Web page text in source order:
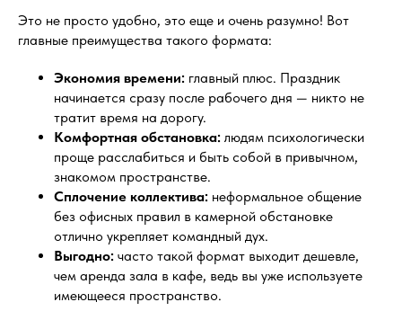
Это не просто удобно, это еще и очень разумно! Вот
главные преимущества такого формата:
Экономия времени: главный плюс. Праздник
начинается сразу после рабочего дня — никто не
тратит время на дорогу.
Комфортная обстановка: людям психологически
проще расслабиться и быть собой в привычном,
знакомом пространстве.
Сплочение коллектива: неформальное общение
без офисных правил в камерной обстановке
отлично укрепляет командный дух.
Выгодно: часто такой формат выходит дешевле,
чем аренда зала в кафе, ведь вы уже используете
имеющееся пространство.